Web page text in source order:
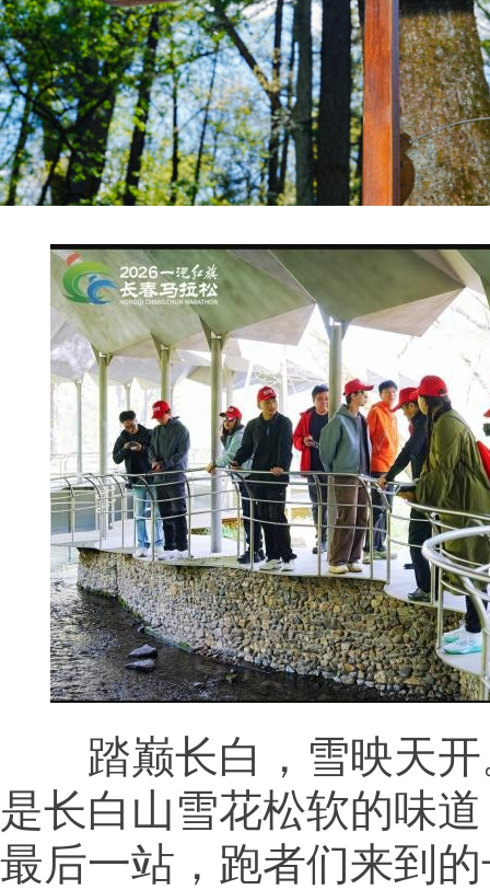
踏巅长白，雪映天开
是长白山雪花松软的味
最后一站，跑者们来到